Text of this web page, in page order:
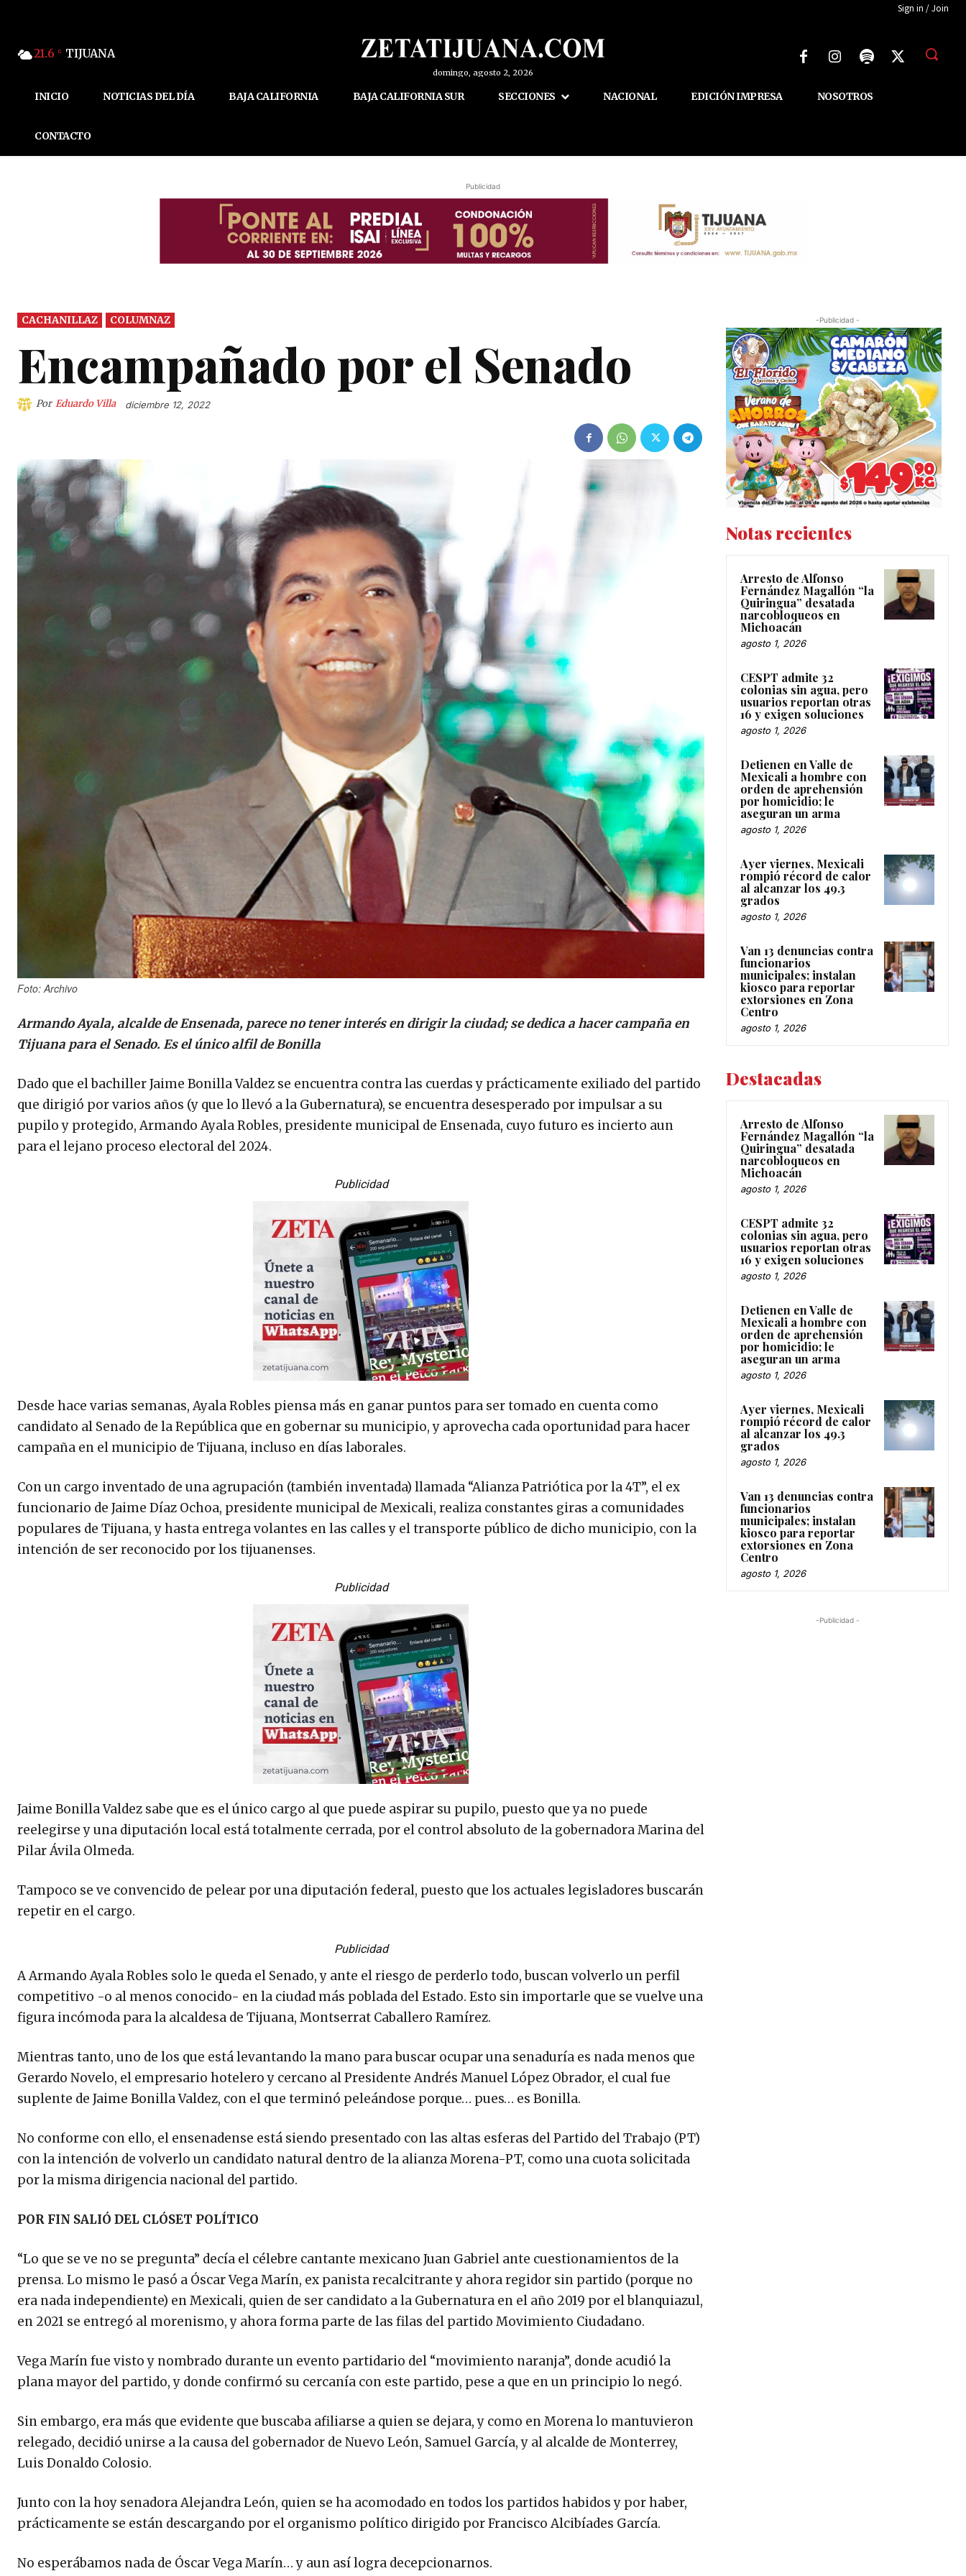
Sign in / Join
21.6 C TIJUANA
domingo, agosto 2, 2026
INICIO NOTICIAS DEL DÍA BAJA CALIFORNIA BAJA CALIFORNIA SUR SECCIONES NACIONAL EDICIÓN IMPRESA NOSOTROS
CONTACTO
Publicidad
CACHANILLAZ COLUMNAZ
Encampañado por el Senado
Por Eduardo Villa diciembre 12, 2022
Foto: Archivo
Armando Ayala, alcalde de Ensenada, parece no tener interés en dirigir la ciudad; se dedica a hacer campaña en
Tijuana para el Senado. Es el único alfil de Bonilla
Dado que el bachiller Jaime Bonilla Valdez se encuentra contra las cuerdas y prácticamente exiliado del partido
que dirigió por varios años (y que lo llevó a la Gubernatura), se encuentra desesperado por impulsar a su
pupilo y protegido, Armando Ayala Robles, presidente municipal de Ensenada, cuyo futuro es incierto aun
para el lejano proceso electoral del 2024.
Publicidad
Desde hace varias semanas, Ayala Robles piensa más en ganar puntos para ser tomado en cuenta como
candidato al Senado de la República que en gobernar su municipio, y aprovecha cada oportunidad para hacer
campaña en el municipio de Tijuana, incluso en días laborales.
Con un cargo inventado de una agrupación (también inventada) llamada “Alianza Patriótica por la 4T”, el ex
funcionario de Jaime Díaz Ochoa, presidente municipal de Mexicali, realiza constantes giras a comunidades
populares de Tijuana, y hasta entrega volantes en las calles y el transporte público de dicho municipio, con la
intención de ser reconocido por los tijuanenses.
Publicidad
Jaime Bonilla Valdez sabe que es el único cargo al que puede aspirar su pupilo, puesto que ya no puede
reelegirse y una diputación local está totalmente cerrada, por el control absoluto de la gobernadora Marina del
Pilar Ávila Olmeda.
Tampoco se ve convencido de pelear por una diputación federal, puesto que los actuales legisladores buscarán
repetir en el cargo.
Publicidad
A Armando Ayala Robles solo le queda el Senado, y ante el riesgo de perderlo todo, buscan volverlo un perfil
competitivo -o al menos conocido- en la ciudad más poblada del Estado. Esto sin importarle que se vuelve una
figura incómoda para la alcaldesa de Tijuana, Montserrat Caballero Ramírez.
Mientras tanto, uno de los que está levantando la mano para buscar ocupar una senaduría es nada menos que
Gerardo Novelo, el empresario hotelero y cercano al Presidente Andrés Manuel López Obrador, el cual fue
suplente de Jaime Bonilla Valdez, con el que terminó peleándose porque… pues… es Bonilla.
No conforme con ello, el ensenadense está siendo presentado con las altas esferas del Partido del Trabajo (PT)
con la intención de volverlo un candidato natural dentro de la alianza Morena-PT, como una cuota solicitada
por la misma dirigencia nacional del partido.
POR FIN SALIÓ DEL CLÓSET POLÍTICO
“Lo que se ve no se pregunta” decía el célebre cantante mexicano Juan Gabriel ante cuestionamientos de la
prensa. Lo mismo le pasó a Óscar Vega Marín, ex panista recalcitrante y ahora regidor sin partido (porque no
era nada independiente) en Mexicali, quien de ser candidato a la Gubernatura en el año 2019 por el blanquiazul,
en 2021 se entregó al morenismo, y ahora forma parte de las filas del partido Movimiento Ciudadano.
Vega Marín fue visto y nombrado durante un evento partidario del “movimiento naranja”, donde acudió la
plana mayor del partido, y donde confirmó su cercanía con este partido, pese a que en un principio lo negó.
Sin embargo, era más que evidente que buscaba afiliarse a quien se dejara, y como en Morena lo mantuvieron
relegado, decidió unirse a la causa del gobernador de Nuevo León, Samuel García, y al alcalde de Monterrey,
Luis Donaldo Colosio.
Junto con la hoy senadora Alejandra León, quien se ha acomodado en todos los partidos habidos y por haber,
prácticamente se están descargando por el organismo político dirigido por Francisco Alcibíades García.
No esperábamos nada de Óscar Vega Marín… y aun así logra decepcionarnos.
-Publicidad -
Notas recientes
Arresto de Alfonso
Fernández Magallón “la
Quiringua” desatada
narcobloqueos en
Michoacán
agosto 1, 2026
CESPT admite 32
colonias sin agua, pero
usuarios reportan otras
16 y exigen soluciones
agosto 1, 2026
Detienen en Valle de
Mexicali a hombre con
orden de aprehensión
por homicidio; le
aseguran un arma
agosto 1, 2026
Ayer viernes, Mexicali
rompió récord de calor
al alcanzar los 49.3
grados
agosto 1, 2026
Van 13 denuncias contra
funcionarios
municipales; instalan
kiosco para reportar
extorsiones en Zona
Centro
agosto 1, 2026
Destacadas
Arresto de Alfonso
Fernández Magallón “la
Quiringua” desatada
narcobloqueos en
Michoacán
agosto 1, 2026
CESPT admite 32
colonias sin agua, pero
usuarios reportan otras
16 y exigen soluciones
agosto 1, 2026
Detienen en Valle de
Mexicali a hombre con
orden de aprehensión
por homicidio; le
aseguran un arma
agosto 1, 2026
Ayer viernes, Mexicali
rompió récord de calor
al alcanzar los 49.3
grados
agosto 1, 2026
Van 13 denuncias contra
funcionarios
municipales; instalan
kiosco para reportar
extorsiones en Zona
Centro
agosto 1, 2026
-Publicidad -